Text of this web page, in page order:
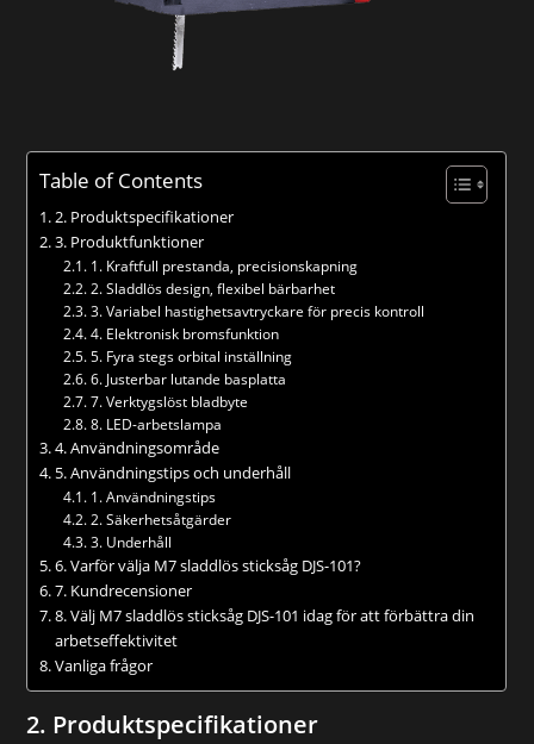
Table of Contents
2. Produktspecifikationer
3. Produktfunktioner
1. Kraftfull prestanda, precisionskapning
2. Sladdlös design, flexibel bärbarhet
3. Variabel hastighetsavtryckare för precis kontroll
4. Elektronisk bromsfunktion
5. Fyra stegs orbital inställning
6. Justerbar lutande basplatta
7. Verktygslöst bladbyte
8. LED-arbetslampa
4. Användningsområde
5. Användningstips och underhåll
1. Användningstips
2. Säkerhetsåtgärder
3. Underhåll
6. Varför välja M7 sladdlös sticksåg DJS-101?
7. Kundrecensioner
8. Välj M7 sladdlös sticksåg DJS-101 idag för att förbättra din
arbetseffektivitet
Vanliga frågor
2. Produktspecifikationer